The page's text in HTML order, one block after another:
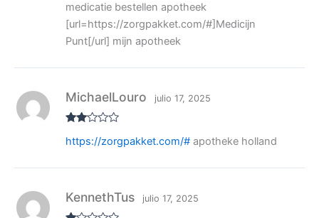
al
or
ad
o
co
1
medicatie bestellen apotheek
[url=https://zorgpakket.com/#]Medicijn
Punt[/url] mijn apotheek
rado
MichaelLouro julio 17, 2025
https://zorgpakket.com/#apotheke holland
KennethTus julio 17, 2025